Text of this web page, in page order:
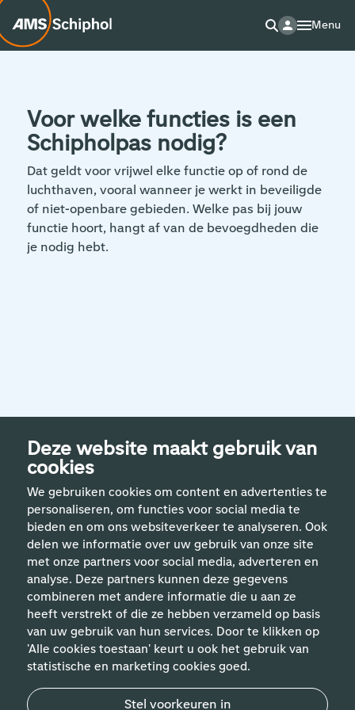
Deze website maakt gebruik van
cookies
We gebruiken cookies om content en advertenties te
personaliseren, om functies voor social media te
bieden en om ons websiteverkeer te analyseren. Ook
delen we informatie over uw gebruik van onze site
met onze partners voor social media, adverteren en
analyse. Deze partners kunnen deze gegevens
combineren met andere informatie die u aan ze
heeft verstrekt of die ze hebben verzameld op basis
van uw gebruik van hun services. Door te klikken op
'Alle cookies toestaan' keurt u ook het gebruik van
statistische en marketing cookies goed.
Stel voorkeuren in
Menu
Voor welke functies is een
Schipholpas nodig?
Dat geldt voor vrijwel elke functie op of rond de
luchthaven, vooral wanneer je werkt in beveiligde
of niet-openbare gebieden. Welke pas bij jouw
functie hoort, hangt af van de bevoegdheden die
je nodig hebt.
Handige links
Vakgebieden
Contact